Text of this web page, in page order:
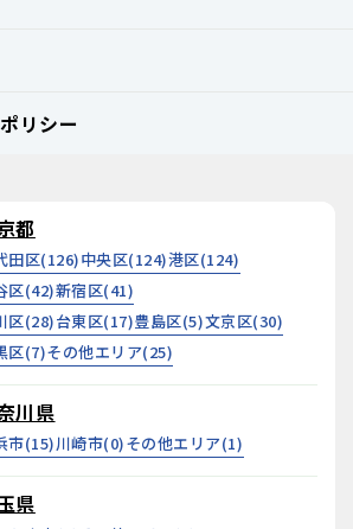
リシー
都
田区(126)中央区(124)港区(124)
区(42)新宿区(41)
区(28)台東区(17)豊島区(5)文京区(30)
区(7)その他エリア(25)
川県
市(15)川崎市(0)その他エリア(1)
県